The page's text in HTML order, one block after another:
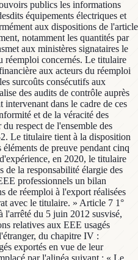
publics les informations
équipements électriques et
aux dispositions de l'article
notamment les quantités par
aux ministères signataires le
réemploi concernés. Le titulaire
aux acteurs du réemploi
surcoûts consécutifs aux
des audits de contrôle auprès
intervenant dans le cadre de ces
et de la véracité des
respect de l'ensemble des
Le titulaire tient à la disposition
de preuve pendant cinq
en 2020, le titulaire
de la responsabilité élargie des
professionnels un bilan
de réemploi à l'export réalisées
avec le titulaire. » Article 7 1°
l'arrêté du 5 juin 2012 susvisé,
relatives aux EEE usagés
du chapitre IV :
exportés en vue de leur